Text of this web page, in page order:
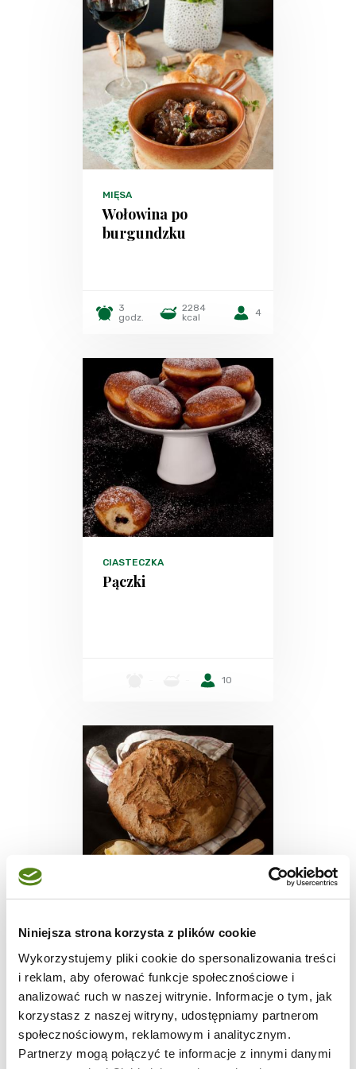
Niniejsza strona korzysta z plików cookie
Wykorzystujemy pliki cookie do spersonalizowania treści
i reklam, aby oferować funkcje społecznościowe i
analizować ruch w naszej witrynie. Informacje o tym, jak
korzystasz z naszej witryny, udostępniamy partnerom
społecznościowym, reklamowym i analitycznym.
Partnerzy mogą połączyć te informacje z innymi danymi
MIĘSA
Wołowina po
burgundzku
3
godz.
2284
kcal
4
CIASTECZKA
Pączki
10
CHLEB I PIECZYWO
Chleb na zakwasie
dzień
2155
kcal